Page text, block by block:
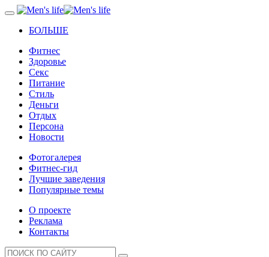
БОЛЬШЕ
Фитнес
Здоровье
Секс
Питание
Стиль
Деньги
Отдых
Персона
Новости
Фотогалерея
Фитнес-гид
Лучшие заведения
Популярные темы
О проекте
Реклама
Контакты